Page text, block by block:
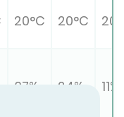
20°C 20°C
37% 24% 11%